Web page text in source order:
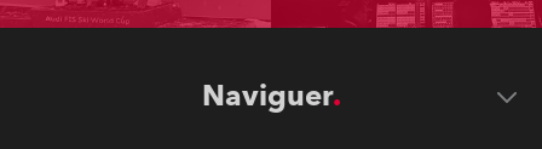
Naviguer